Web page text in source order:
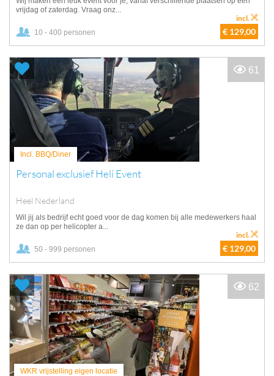
vrijdag of zaterdag. Vraag onz...
10 - 400 personen € 129,00
incl.
Incl. BBQ/Diner
Personal exclusief Heli Event
Heel Nederland
Wil jij als bedrijf echt goed voor de dag komen bij alle medewerkers haal
ze dan op per helicopter a...
50 - 999 personen € 129,00
incl.
61
WKR vrijstelling eigen locatie
62